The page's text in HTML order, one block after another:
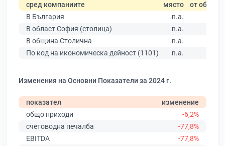
сред компаниите място от общо
В България
n.a.
В област София (столица)
n.a.
В община Столична
n.a.
По код на икономическа дейност (1101)
n.a.
Изменения на Основни Показатели за 2024 г.
показател
изменение
общо приходи
-6,2%
счетоводна печалба
-77,8%
EBITDA
-77,8%